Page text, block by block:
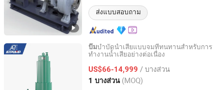
ส่งแบบสอบถาม
ปั๊มบำบัดน้ำเสียแบบจมที่ทนทานสำหรับการ
ทำงานน้ำเสียอย่างต่อเนื่อง
US$66-14,999 / บางส่วน
1 บางส่วน (MOQ)
Jining Antai Mine Equipment Manufacturing Co., Ltd.
Shandong, China อัตราจาก 2019